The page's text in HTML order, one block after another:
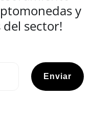
y
sector!
Enviar